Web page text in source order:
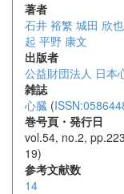
著者
石井 裕繁 城田 欣也
起 平野 康文
出版者
公益財団法人 日本
雑誌
心臓 (
巻号頁・発行日
vol.54, no.2,
19)
参考文献数
14